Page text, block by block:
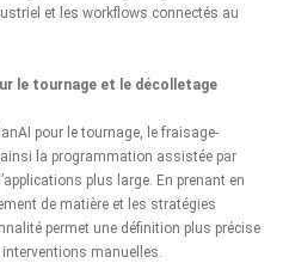
et les workflows connectés au
le tournage et le décolletage
pour le tournage, le fraisage-
la programmation assistée par
plus large. En prenant en
de matière et les stratégies
permet une définition plus précise
manuelles.